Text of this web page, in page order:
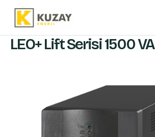
LEO+ Lift Serisi 1500 VA